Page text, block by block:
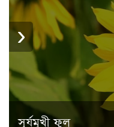
সূর্যমূখী ফুল
›